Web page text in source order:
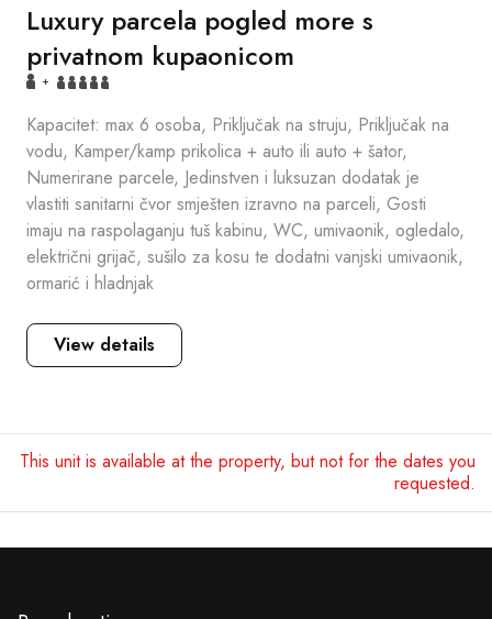
Luxury parcela pogled more s
privatnom kupaonicom
+
Kapacitet: max 6 osoba, Priključak na struju, Priključak na
vodu, Kamper/kamp prikolica + auto ili auto + šator,
Numerirane parcele, Jedinstven i luksuzan dodatak je
vlastiti sanitarni čvor smješten izravno na parceli, Gosti
imaju na raspolaganju tuš kabinu, WC, umivaonik, ogledalo,
električni grijač, sušilo za kosu te dodatni vanjski umivaonik,
ormarić i hladnjak
View details
This unit is available at the property, but not for the dates you
requested.